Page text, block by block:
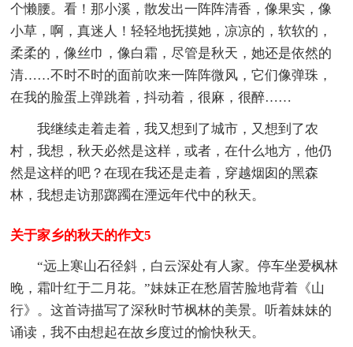
个懒腰。看！那小溪，散发出一阵阵清香，像果实，像
小草，啊，真迷人！轻轻地抚摸她，凉凉的，软软的，
柔柔的，像丝巾，像白霜，尽管是秋天，她还是依然的
清……不时不时的面前吹来一阵阵微风，它们像弹珠，
在我的脸蛋上弹跳着，抖动着，很麻，很醉……
我继续走着走着，我又想到了城市，又想到了农
村，我想，秋天必然是这样，或者，在什么地方，他仍
然是这样的吧？在现在我还是走着，穿越烟囱的黑森
林，我想走访那踯躅在湮远年代中的秋天。
关于家乡的秋天的作文5
“远上寒山石径斜，白云深处有人家。停车坐爱枫林
晚，霜叶红于二月花。”妹妹正在愁眉苦脸地背着《山
行》。这首诗描写了深秋时节枫林的美景。听着妹妹的
诵读，我不由想起在故乡度过的愉快秋天。